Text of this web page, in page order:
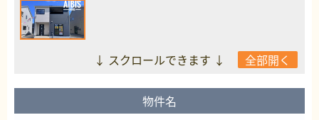
↓ スクロールできます ↓ 全部開く
物件名